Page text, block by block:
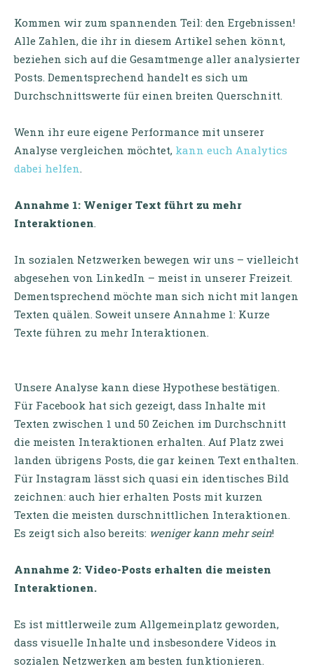
Kommen wir zum spannenden Teil: den Ergebnissen!
Alle Zahlen, die ihr in diesem Artikel sehen könnt,
beziehen sich auf die Gesamtmenge aller analysierter
Posts. Dementsprechend handelt es sich um
Durchschnittswerte für einen breiten Querschnitt.
Wenn ihr eure eigene Performance mit unserer
Analyse vergleichen möchtet, kann euch Analytics
dabei helfen.
Annahme 1: Weniger Text führt zu mehr
Interaktionen.
In sozialen Netzwerken bewegen wir uns – vielleicht
abgesehen von LinkedIn – meist in unserer Freizeit.
Dementsprechend möchte man sich nicht mit langen
Texten quälen. Soweit unsere Annahme 1: Kurze
Texte führen zu mehr Interaktionen.
Unsere Analyse kann diese Hypothese bestätigen.
Für Facebook hat sich gezeigt, dass Inhalte mit
Texten zwischen 1 und 50 Zeichen im Durchschnitt
die meisten Interaktionen erhalten. Auf Platz zwei
landen übrigens Posts, die gar keinen Text enthalten.
Für Instagram lässt sich quasi ein identisches Bild
zeichnen: auch hier erhalten Posts mit kurzen
Texten die meisten durschnittlichen Interaktionen.
Es zeigt sich also bereits: weniger kann mehr sein!
Annahme 2: Video-Posts erhalten die meisten
Interaktionen.
Es ist mittlerweile zum Allgemeinplatz geworden,
dass visuelle Inhalte und insbesondere Videos in
sozialen Netzwerken am besten funktionieren.